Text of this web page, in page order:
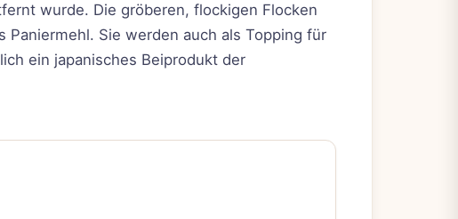
wurde. Die gröberen, flockigen Flocken
Sie werden auch als Topping für
ein japanisches Beiprodukt der